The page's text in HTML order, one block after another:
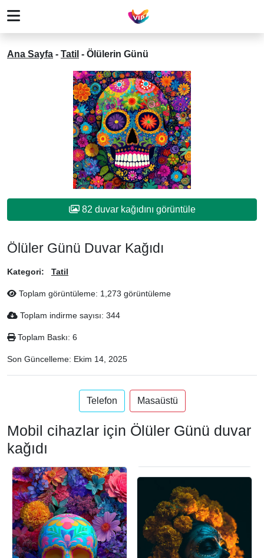
Ana Sayfa - Tatil - Ölülerin Günü
82 duvar kağıdını görüntüle
Ölüler Günü Duvar Kağıdı
Kategori: Tatil
Toplam görüntüleme: 1,273 görüntüleme
Toplam indirme sayısı: 344
Toplam Baskı: 6
Son Güncelleme: Ekim 14, 2025
Telefon Masaüstü
Mobil cihazlar için Ölüler Günü duvar
kağıdı